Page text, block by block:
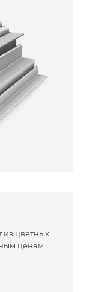
из цветных
ценам.